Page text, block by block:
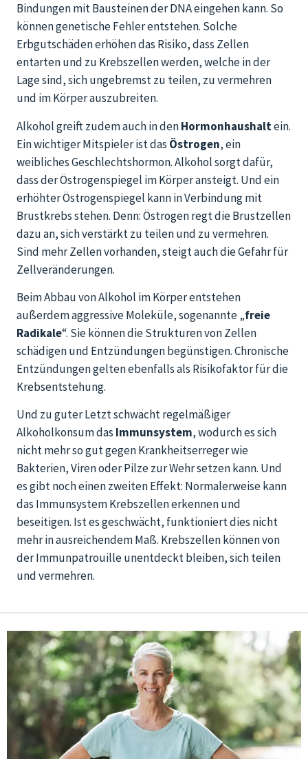
Bindungen mit Bausteinen der DNA eingehen kann. So
können genetische Fehler entstehen. Solche
Erbgutschäden erhöhen das Risiko, dass Zellen
entarten und zu Krebszellen werden, welche in der
Lage sind, sich ungebremst zu teilen, zu vermehren
und im Körper auszubreiten.
Alkohol greift zudem auch in denHormonhaushaltein.
Ein wichtiger Mitspieler ist das Östrogen, ein
weibliches Geschlechtshormon. Alkohol sorgt dafür,
dass der Östrogenspiegel im Körper ansteigt. Und ein
erhöhter Östrogenspiegel kann in Verbindung mit
Brustkrebs stehen. Denn: Östrogen regt die Brustzellen
dazu an, sich verstärkt zu teilen und zu vermehren.
Sind mehr Zellen vorhanden, steigt auch die Gefahr für
Zellveränderungen.
Beim Abbau von Alkohol im Körper entstehen
außerdem aggressive Moleküle, sogenannte „freie
Radikale“. Sie können die Strukturen von Zellen
schädigen und Entzündungen begünstigen. Chronische
Entzündungen gelten ebenfalls als Risikofaktor für die
Krebsentstehung.
Und zu guter Letzt schwächt regelmäßiger
Alkoholkonsum das Immunsystem, wodurch es sich
nicht mehr so gut gegen Krankheitserreger wie
Bakterien, Viren oder Pilze zur Wehr setzen kann. Und
es gibt noch einen zweiten Effekt: Normalerweise kann
das Immunsystem Krebszellen erkennen und
beseitigen. Ist es geschwächt, funktioniert dies nicht
mehr in ausreichendem Maß. Krebszellen können von
der Immunpatrouille unentdeckt bleiben, sich teilen
und vermehren.